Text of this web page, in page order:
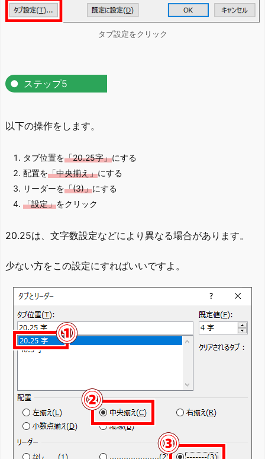
タブ設定をクリック
ステップ5
以下の操作をします。
タブ位置を「20.25字」にする
配置を「中央揃え」にする
リーダーを「(3)」にする
「設定」をクリック
20.25は、文字数設定などにより異なる場合があります。
少ない方をこの設定にすればいいですよ。